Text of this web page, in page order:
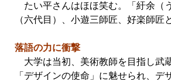
たい平さんはほほ笑む。「紆余（
（六代目）、小遊三師匠、好楽師匠
落語の力に衝撃
大学は当初、美術教師を目指し武
「デザインの使命」に魅せられ、